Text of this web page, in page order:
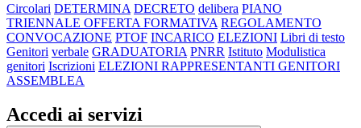
Circolari DETERMINA DECRETO delibera PIANO
TRIENNALE OFFERTA FORMATIVA REGOLAMENTO
CONVOCAZIONE PTOF INCARICO ELEZIONI Libri di testo
Genitori verbale GRADUATORIA PNRR Istituto Modulistica
genitori Iscrizioni ELEZIONI RAPPRESENTANTI GENITORI
ASSEMBLEA
Accedi ai servizi